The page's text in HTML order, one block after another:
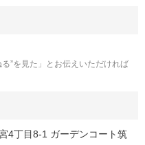
”を見た」とお伝えいただければ
4丁目8-1 ガーデンコート筑